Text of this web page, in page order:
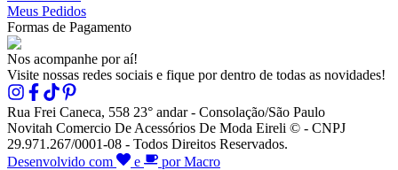
Meus Pedidos
Formas de Pagamento
Nos acompanhe por aí!
Visite nossas redes sociais e fique por dentro de todas as novidades!
Rua Frei Caneca, 558 23° andar - Consolação/São Paulo
Novitah Comercio De Acessórios De Moda Eireli © - CNPJ
29.971.267/0001-08 - Todos Direitos Reservados.
Desenvolvido com
e por Macro